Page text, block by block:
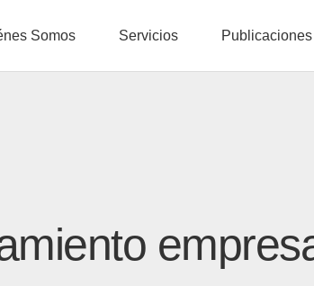
Somos Servicios Publicaciones